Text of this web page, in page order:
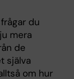
du
mera
de
själva
om hur